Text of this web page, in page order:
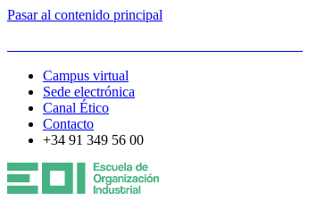
Pasar al contenido principal
Campus virtual
Sede electrónica
Canal Ético
Contacto
+34 91 349 56 00